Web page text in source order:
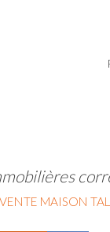
VENTE MAISON